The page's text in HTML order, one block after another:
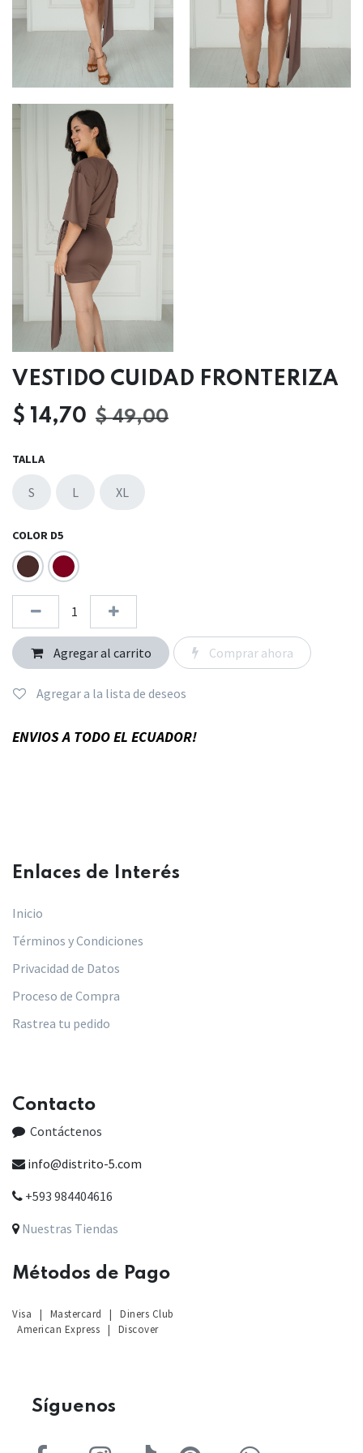
VESTIDO CUIDAD FRONTERIZA
$
14,70 $49,00
TALLA
S L XL
COLOR D5
Agregar al carrito Comprar ahora
Agregar a la lista de deseos
ENVIOS A TODO EL ECUADOR!
Enlaces de Interés​
Inicio
Términos y Condiciones
Privacidad de Datos
Proceso de Compra
Rastrea tu pedido
Contacto
Contáctenos
info@distrito-5.com
+593 984404616
Nuestras Tiendas
Métodos de Pago
Visa | Mastercard |
Diners Club
American Express | Discover
Síguenos